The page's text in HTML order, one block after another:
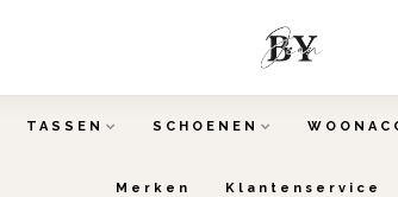
TASSEN SCHOENEN
Merken Klantenservice